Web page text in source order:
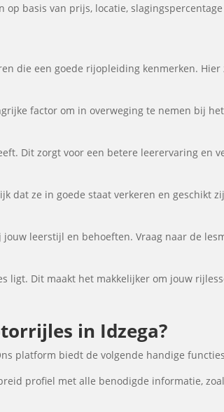
basis van prijs, locatie,
die een goede rijopleiding kenmerken. Hier
factor om in overweging te nemen bij
Dit zorgt voor een betere leerervaring en
dat ze in goede staat verkeren en geschikt
leerstijl en behoeften. Vraag naar de
ligt. Dit maakt het makkelijker om jouw
in Idzega?
platform biedt de volgende handige
profiel met alle benodigde informatie,